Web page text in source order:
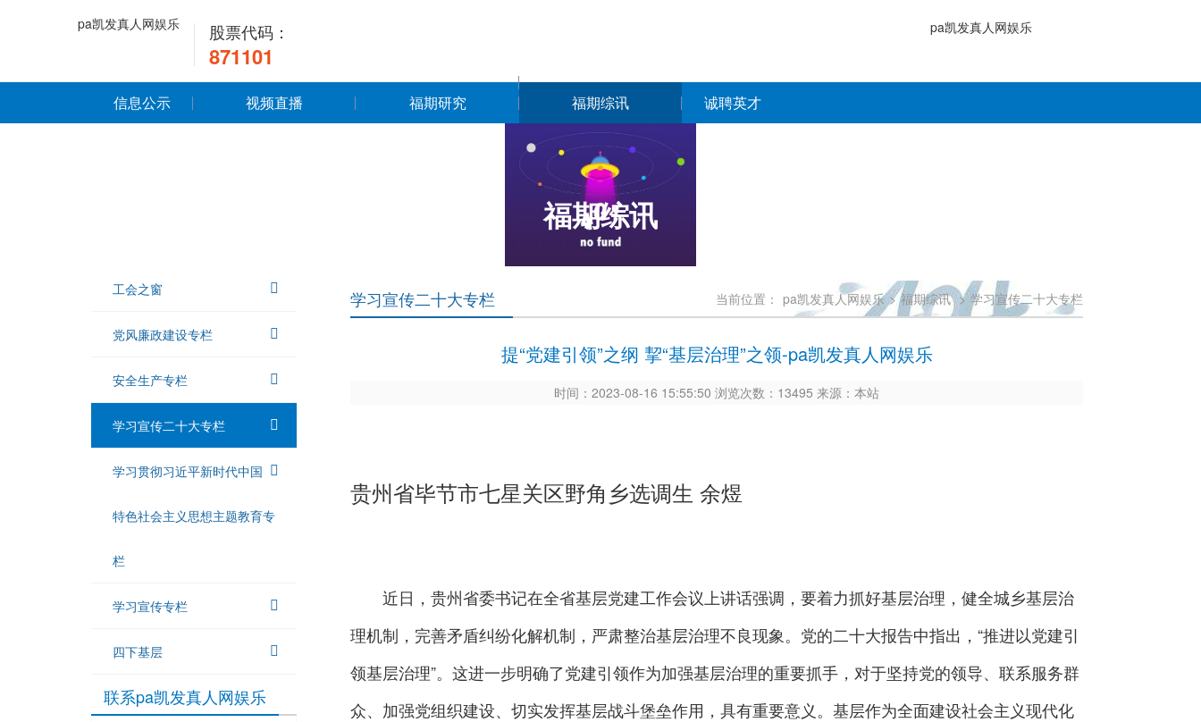
pa凯发真人网娱乐 股票代码：
871101
pa凯发真人网娱乐
信息公示 视频直播 福期研究 福期综讯 诚聘英才
福期综讯
工会之窗
党风廉政建设专栏
安全生产专栏
学习宣传二十大专栏
学习贯彻习近平新时代中国
特色社会主义思想主题教育专
栏
学习宣传专栏
四下基层
联系pa凯发真人网娱乐
学习宣传二十大专栏 当前位置： pa凯发真人网娱乐 > 福期综讯 > 学习宣传二十大专栏
提“党建引领”之纲 挈“基层治理”之领-pa凯发真人网娱乐
时间：2023-08-16 15:55:50 浏览次数：13495 来源：本站
贵州省毕节市七星关区野角乡选调生 余煜
近日，贵州省委书记在全省基层党建工作会议上讲话强调，要着力抓好基层治理，健全城乡基层治
理机制，完善矛盾纠纷化解机制，严肃整治基层治理不良现象。党的二十大报告中指出，“推进以党建引
领基层治理”。这进一步明确了党建引领作为加强基层治理的重要抓手，对于坚持党的领导、联系服务群
众、加强党组织建设、切实发挥基层战斗堡垒作用，具有重要意义。基层作为全面建设社会主义现代化